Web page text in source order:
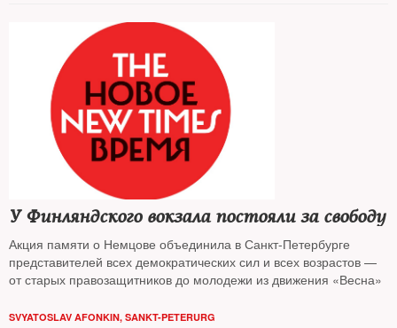
У Финляндского вокзала постояли за свободу
Акция памяти о Немцове объединила в Санкт-Петербурге
представителей всех демократических сил и всех возрастов —
от старых правозащитников до молодежи из движения «Весна»
SVYATOSLAV AFONKIN, SANKT-PETERURG